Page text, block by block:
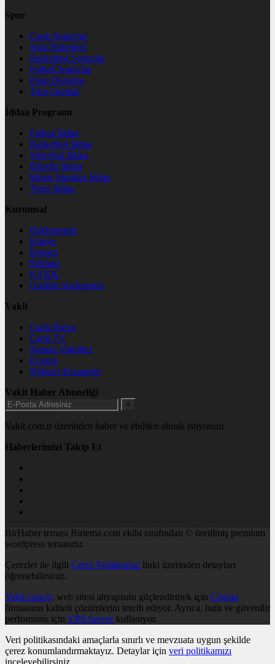
Spor
Canlı Sonuçlar
Spor Haberleri
Basketbol Sonuçlar
Futbol Sonuçlar
Puan Durumu
Tüm Oranlar
İddaa Programı
Futbol İddaa
Basketbol İddaa
Voleybol İddaa
Bilardo İddaa
Motor Sporları İddaa
Tenis İddaa
Kurumsal
Hakkımızda
Künye
İletişim
Reklam
KVKK
Gizlilik Sözleşmesi
Vakit
Canlı Borsa
Canlı TV
Namaz Vakitleri
Eczane
Nöbetçi Eczaneler
Vakit Haber Aboneliği
+
Vakit.com.tr üzerinden haber ve ebülten almak istiyorum
Haberlerimizi Takip Et
BirHaber teması Birtema.com ekibi tarafından © üretilmiş premium
wordpress temasıdır.
Çerezler ile ilgili Çerez Politikamız linki üzerinden detayları
öğrenebilirsiniz.
Vakit.com.tr, web sitesi altyapısını güçlendirmek için Cenuta
firmasının kaliteli çözümlerini tercih ediyor. Ayrıca, hızlı ve güvenilir
performans için VPS Serverkullanıyor.
Veri politikasındaki amaçlarla sınırlı ve mevzuata uygun şekilde
çerez konumlandırmaktayız. Detaylar için veri politikamızı
inceleyebilirsiniz.